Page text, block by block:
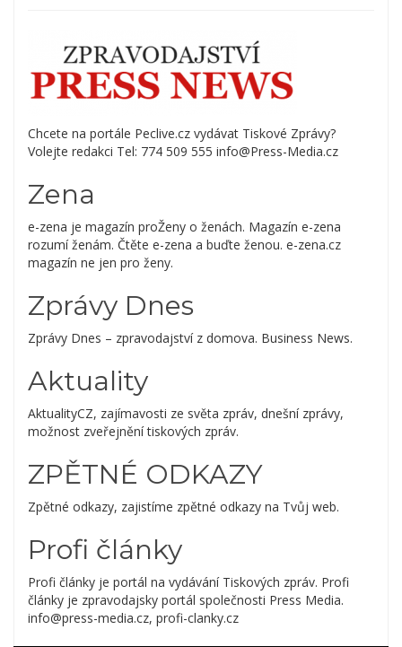
Chcete na portále Peclive.cz vydávat Tiskové Zprávy?
Volejte redakci Tel: 774 509 555 info@Press-Media.cz
Zena
e-zena je magazín proŽeny o ženách. Magazín e-zena
rozumí ženám. Čtěte e-zena a buďte ženou. e-zena.cz
magazín ne jen pro ženy.
Zprávy Dnes
Zprávy Dnes – zpravodajství z domova. Business News.
Aktuality
AktualityCZ, zajímavosti ze světa zpráv, dnešní zprávy,
možnost zveřejnění tiskových zpráv.
ZPĚTNÉ ODKAZY
Zpětné odkazy, zajistíme zpětné odkazy na Tvůj web.
Profi články
Profi články je portál na vydávání Tiskových zpráv. Profi
články je zpravodajsky portál společnosti Press Media.
info@press-media.cz, profi-clanky.cz